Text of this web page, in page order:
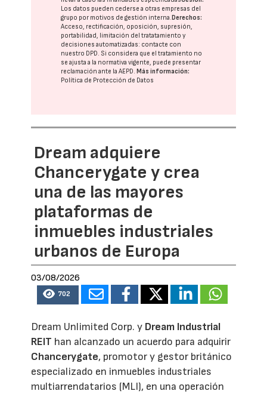
Los datos pueden cederse a otras empresas del
grupo por motivos de gestión interna.Derechos:
Acceso, rectificación, oposición, supresión,
portabilidad, limitación del tratatamiento y
decisiones automatizadas: contacte con
nuestro DPD. Si considera que el tratamiento no
se ajusta a la normativa vigente, puede presentar
reclamación ante laAEPD.Más información:
Política de Protección de Datos
Dream adquiere
Chancerygate y crea
una de las mayores
plataformas de
inmuebles industriales
urbanos de Europa
03/08/2026
702
Dream Unlimited Corp. y Dream Industrial
REIT han alcanzado un acuerdo para adquirir
Chancerygate, promotor y gestor británico
especializado en inmuebles industriales
multiarrendatarios (MLI), en una operación